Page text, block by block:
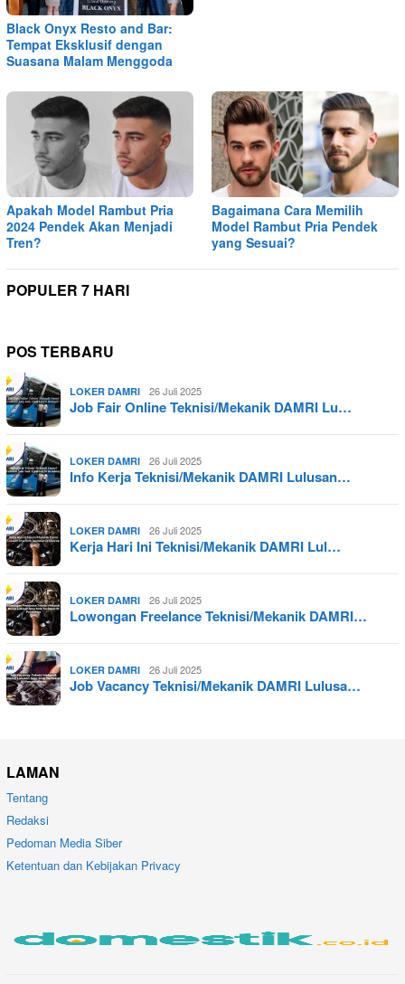
Black Onyx Resto and Bar:
Tempat Eksklusif dengan
Suasana Malam Menggoda
Apakah Model Rambut Pria
2024 Pendek Akan Menjadi
Tren?
Bagaimana Cara Memilih
Model Rambut Pria Pendek
yang Sesuai?
POPULER 7 HARI
POS TERBARU
LOKER DAMRI 26 Juli 2025
Job Fair Online Teknisi/Mekanik DAMRI Lu…
LOKER DAMRI 26 Juli 2025
Info Kerja Teknisi/Mekanik DAMRI Lulusan…
LOKER DAMRI 26 Juli 2025
Kerja Hari Ini Teknisi/Mekanik DAMRI Lul…
LOKER DAMRI 26 Juli 2025
Lowongan Freelance Teknisi/Mekanik DAMRI…
LOKER DAMRI 26 Juli 2025
Job Vacancy Teknisi/Mekanik DAMRI Lulusa…
LAMAN
Tentang
Redaksi
Pedoman Media Siber
Ketentuan dan Kebijakan Privacy